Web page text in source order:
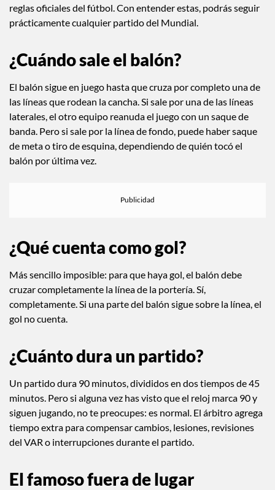
reglas oficiales del fútbol. Con entender estas, podrás seguir
prácticamente cualquier partido del Mundial.
¿Cuándo sale el balón?
El balón sigue en juego hasta que cruza por completo una de
las líneas que rodean la cancha. Si sale por una de las líneas
laterales, el otro equipo reanuda el juego con un saque de
banda. Pero si sale por la línea de fondo, puede haber saque
de meta o tiro de esquina, dependiendo de quién tocó el
balón por última vez.
¿Qué cuenta como gol?
Más sencillo imposible: para que haya gol, el balón debe
cruzar completamente la línea de la portería. Sí,
completamente. Si una parte del balón sigue sobre la línea, el
gol no cuenta.
¿Cuánto dura un partido?
Un partido dura 90 minutos, divididos en dos tiempos de 45
minutos. Pero si alguna vez has visto que el reloj marca 90 y
siguen jugando, no te preocupes: es normal. El árbitro agrega
tiempo extra para compensar cambios, lesiones, revisiones
del VAR o interrupciones durante el partido.
El famoso fuera de lugar